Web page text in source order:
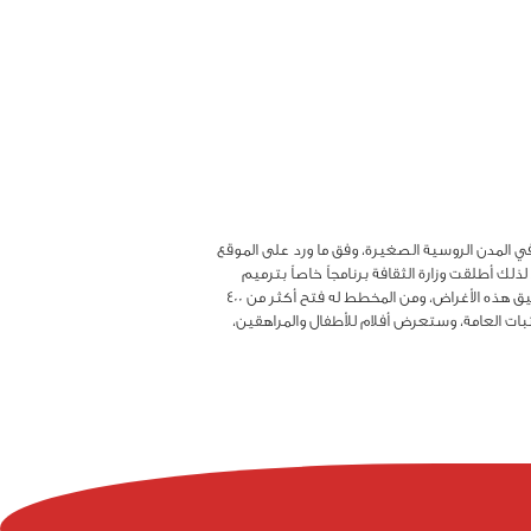
تحقيق برنامج نشر السينما في المدن الروسية الصغيرة، وفق ما ورد على الموقع
أطلقت وزارة الثقافة برنامجاً خاصاً بترميم
وتشييد دور للسينما في النقاط المأهولة الصغيرة في هذا العام، الذي أعلن عاماً للسينما في روسيا، وخصص ما يعادل 32 مليون دولار لتحقيق هذه الأغراض، ومن المخطط له فتح أكثر من 400
العامة، وستعرض أفلام للأطفال والمراهقين،